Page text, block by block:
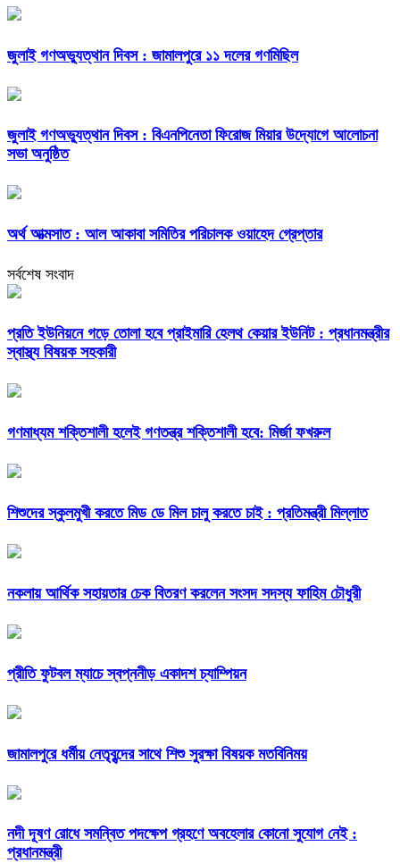
জুলাই গণঅভ্যুত্থান দিবস : জামালপুরে ১১ দলের গণমিছিল
জুলাই গণঅভ্যুত্থান দিবস : বিএনপিনেতা ফিরোজ মিয়ার উদ্যোগে আলোচনা
সভা অনুষ্ঠিত
অর্থ আত্মসাত : আল আকাবা সমিতির পরিচালক ওয়াহেদ গ্রেপ্তার
সর্বশেষ সংবাদ
প্রতি ইউনিয়নে গড়ে তোলা হবে প্রাইমারি হেলথ কেয়ার ইউনিট : প্রধানমন্ত্রীর
স্বাস্থ্য বিষয়ক সহকারী
গণমাধ্যম শক্তিশালী হলেই গণতন্ত্র শক্তিশালী হবে: মির্জা ফখরুল
শিশুদের স্কুলমুখী করতে মিড ডে মিল চালু করতে চাই : প্রতিমন্ত্রী মিল্লাত
নকলায় আর্থিক সহায়তার চেক বিতরণ করলেন সংসদ সদস্য ফাহিম চৌধুরী
প্রীতি ফুটবল ম্যাচে স্বপ্ননীড় একাদশ চ্যাম্পিয়ন
জামালপুরে ধর্মীয় নেতৃবৃন্দের সাথে শিশু সুরক্ষা বিষয়ক মতবিনিময়
নদী দূষণ রোধে সমন্বিত পদক্ষেপ গ্রহণে অবহেলার কোনো সুযোগ নেই :
প্রধানমন্ত্রী